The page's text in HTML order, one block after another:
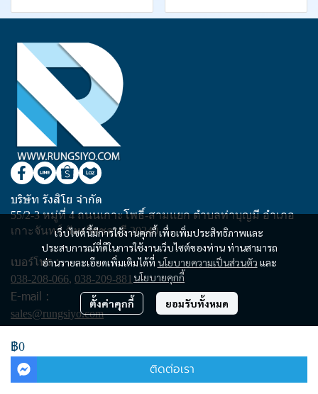
฿0
ติดต่อเรา
เว็บไซต์นี้มีการใช้งานคุกกี้ เพื่อเพิ่มประสิทธิภาพและ
ประสบการณ์ที่ดีในการใช้งานเว็บไซต์ของท่าน ท่านสามารถ
อ่านรายละเอียดเพิ่มเติมได้ที่ นโยบายความเป็นส่วนตัว และ
นโยบายคุกกี้
ตั้งค่าคุกกี้ ยอมรับทั้งหมด
บริษัท รังสิโย จำกัด
55/2-3 หมู่ที่ 4 ถนนเกาะโพธิ์-สามแยก ตำบลท่าบุญมี อำเภอ
เกาะจันทร์ จังหวัดชลบุรี 20240
เบอร์โทร :
038-208-066, 038-209-881
E-mail :
sales@rungsiyo.com
Copyright | All Rights Reserved | Powered by rungsiyo.com
Powered By MakeWebEasy